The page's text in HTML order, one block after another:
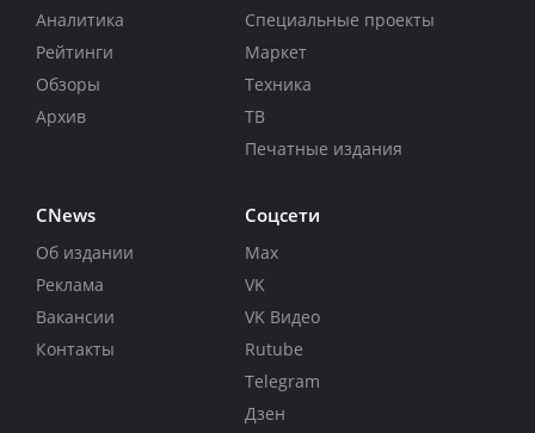
Аналитика
Рейтинги
Обзоры
Архив
Специальные проекты
Маркет
Техника
ТВ
Печатные издания
CNews
Об издании
Реклама
Вакансии
Контакты
Соцсети
Max
VK
VK Видео
Rutube
Telegram
Дзен